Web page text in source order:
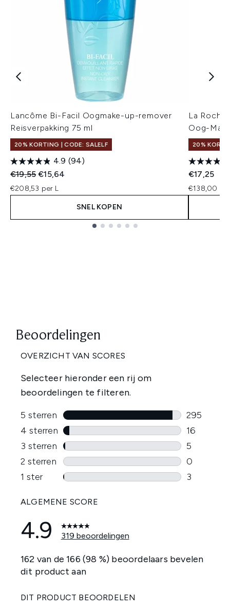
Lancôme Bi-Facil Oogmake-up-remover
Reisverpakking 75 ml
20% KORTING | CODE: SALELF
4.9 (94)
Recommended Retail Price:
€19,55Huidige prijs:
€15,64
€208,53 per L
SNEL KOPEN
La
Oog-
20%
€17,25
€138,00